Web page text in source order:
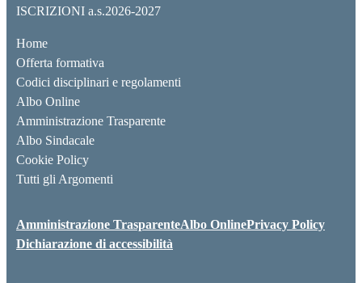
ISCRIZIONI a.s.2026-2027
Home
Offerta formativa
Codici disciplinari e regolamenti
Albo Online
Amministrazione Trasparente
Albo Sindacale
Cookie Policy
Tutti gli Argomenti
Amministrazione TrasparenteAlbo OnlinePrivacy Policy
Dichiarazione di accessibilità